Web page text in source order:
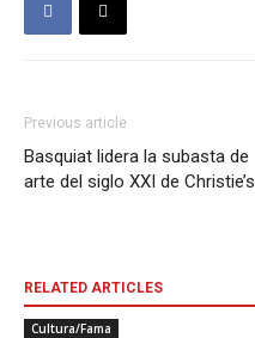
Previous article
Basquiat lidera la subasta de
arte del siglo XXI de Christie’s
RELATED ARTICLES
Cultura/Fama